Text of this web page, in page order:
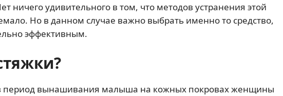
ничего удивительного в том, что методов устранения этой
Но в данном случае важно выбрать именно то средство,
эффективным.
период вынашивания малыша на кожных покровах женщины